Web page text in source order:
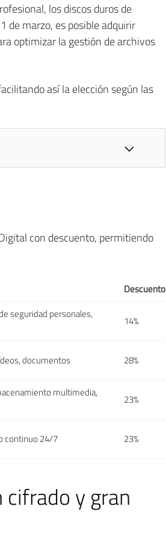
los discos duros de
de marzo, es posible adquirir
optimizar la gestión de archivos
así la elección según las
con descuento, permitiendo
Descuento
seguridad personales,
14%
documentos 28%
multimedia,
23%
continuo 24/7 23%
y gran